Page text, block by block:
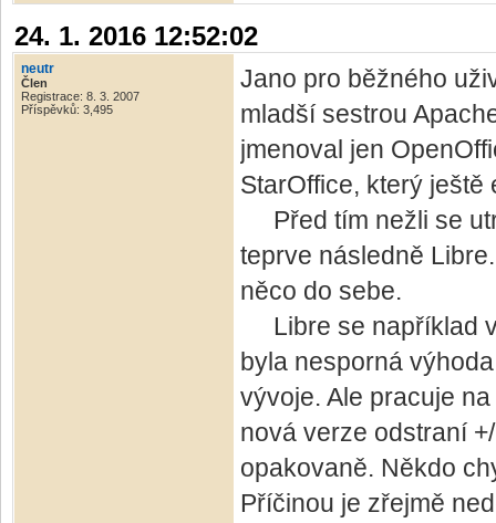
24. 1. 2016 12:52:02
neutr
Člen
Registrace: 8. 3. 2007
Příspěvků: 3,495
Jano pro běžného
mladší sestrou
jmenoval jen
StarOffice, který ještě
Před tím nežli se
teprve následně
něco do sebe.
Libre se například
byla nesporná
vývoje. Ale pracuje
nová verze odstraní
opakovaně. Někdo
Příčinou je zřejmě